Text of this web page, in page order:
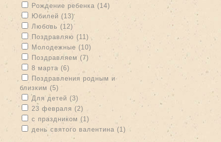
Apply Рождение ребенка filter
Рождение ребенка (14) Apply Рождение ребенка filter
Apply Юбилей filter
Юбилей (13)Apply Юбилей filter
Apply Любовь filter
Любовь (12) Apply Любовь filter
Apply Поздравляю filter
Поздравляю (11) Apply Поздравляю filter
Apply Молодежные filter
Молодежные (10) Apply Молодежные filter
Apply Поздравляем filter
Поздравляем (7) Apply Поздравляем filter
Apply 8 марта filter
8 марта (6) Apply 8 марта filter
Apply Поздравления родным и близким filter
Поздравления родным и
близким (5)
Apply Для детей filter
Для детей (3) Apply Для детей filter
Apply 23 февраля filter
23 февраля (2) Apply 23 февраля filter
Apply с праздником filter
с праздником (1) Apply с праздником filter
Apply день святого валентина filter
день святого валентина (1) Apply день святого
валентина filter